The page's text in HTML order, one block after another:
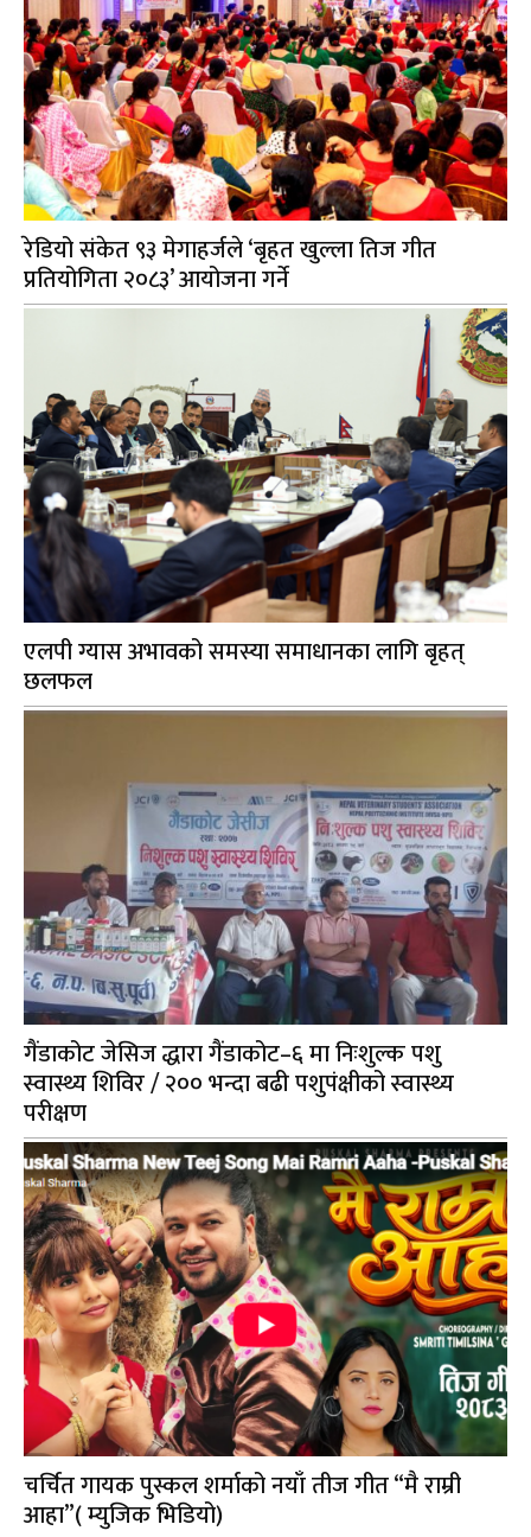
रेडियो संकेत ९३ मेगाहर्जले ‘बृहत खुल्ला तिज गीत
प्रतियोगिता २०८३’ आयोजना गर्ने
एलपी ग्यास अभावको समस्या समाधानका लागि बृहत्
छलफल
गैंडाकोट जेसिज द्धारा गैंडाकोट–६ मा निःशुल्क पशु
स्वास्थ्य शिविर / २०० भन्दा बढी पशुपंक्षीको स्वास्थ्य
परीक्षण
चर्चित गायक पुस्कल शर्माको नयाँ तीज गीत “मै राम्री
आहा”( म्युजिक भिडियो)